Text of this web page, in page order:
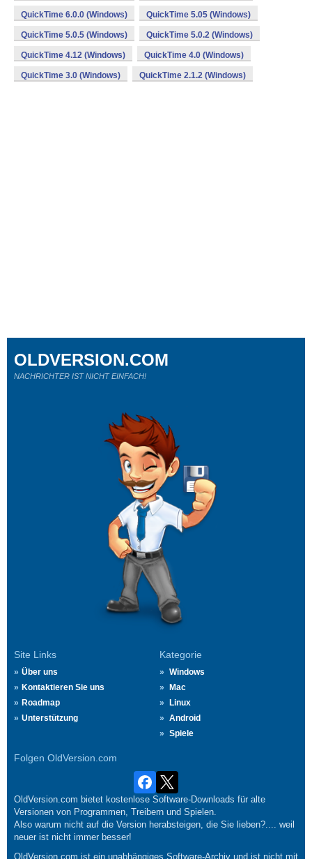
QuickTime 6.0.0 (Windows) QuickTime 5.05 (Windows)
QuickTime 5.0.5 (Windows) QuickTime 5.0.2 (Windows)
QuickTime 4.12 (Windows) QuickTime 4.0 (Windows)
QuickTime 3.0 (Windows) QuickTime 2.1.2 (Windows)
Site Links
Über uns
Kontaktieren Sie uns
Roadmap
Unterstützung
Kategorie
Windows
Mac
Linux
Android
Spiele
Folgen OldVersion.com
OLDVERSION.COM
NACHRICHTER IST NICHT EINFACH!
OldVersion.com bietet kostenlose Software-Downloads für alte
Versionen von Programmen, Treibern und Spielen.
Also warum nicht auf die Version herabsteigen, die Sie lieben?.... weil
neuer ist nicht immer besser!
OldVersion.com ist ein unabhängiges Software-Archiv und ist nicht mit